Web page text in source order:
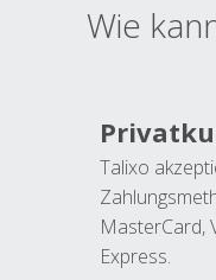
Wie
Talixo
MasterCard,
Express.